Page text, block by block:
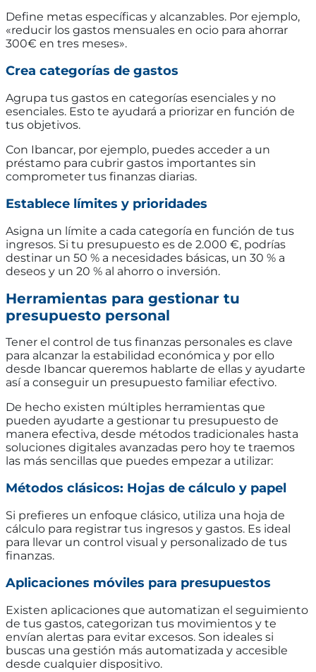
Define metas específicas y alcanzables. Por ejemplo,
«reducir los gastos mensuales en ocio para ahorrar
300€ en tres meses».
Crea categorías de gastos
Agrupa tus gastos en categorías esenciales y no
esenciales. Esto te ayudará a priorizar en función de
tus objetivos.
Con Ibancar, por ejemplo, puedes acceder a un
préstamo para cubrir gastos importantes sin
comprometer tus finanzas diarias.
Establece límites y prioridades
Asigna un límite a cada categoría en función de tus
ingresos. Si tu presupuesto es de 2.000 €, podrías
destinar un 50 % a necesidades básicas, un 30 % a
deseos y un 20 % al ahorro o inversión.
Herramientas para gestionar tu
presupuesto personal
Tener el control de tus finanzas personales es clave
para alcanzar la estabilidad económica y por ello
desde Ibancar queremos hablarte de ellas y ayudarte
así a conseguir un presupuesto familiar efectivo.
De hecho existen múltiples herramientas que
pueden ayudarte a gestionar tu presupuesto de
manera efectiva, desde métodos tradicionales hasta
soluciones digitales avanzadas pero hoy te traemos
las más sencillas que puedes empezar a utilizar:
Métodos clásicos: Hojas de cálculo y papel
Si prefieres un enfoque clásico, utiliza una hoja de
cálculo para registrar tus ingresos y gastos. Es ideal
para llevar un control visual y personalizado de tus
finanzas.
Aplicaciones móviles para presupuestos
Existen aplicaciones que automatizan el seguimiento
de tus gastos, categorizan tus movimientos y te
envían alertas para evitar excesos. Son ideales si
buscas una gestión más automatizada y accesible
desde cualquier dispositivo.